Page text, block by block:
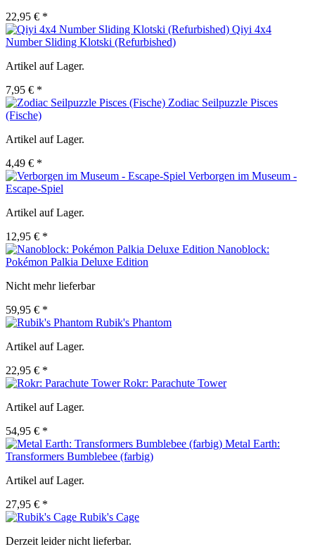
22,95 € *
Qiyi 4x4
Number Sliding Klotski (Refurbished)
Artikel auf Lager.
7,95 € *
Zodiac Seilpuzzle Pisces
(Fische)
Artikel auf Lager.
4,49 € *
Verborgen im Museum -
Escape-Spiel
Artikel auf Lager.
12,95 € *
Nanoblock:
Pokémon Palkia Deluxe Edition
Nicht mehr lieferbar
59,95 € *
Rubik's Phantom
Artikel auf Lager.
22,95 € *
Rokr: Parachute Tower
Artikel auf Lager.
54,95 € *
Metal Earth:
Transformers Bumblebee (farbig)
Artikel auf Lager.
27,95 € *
Rubik's Cage
Derzeit leider nicht lieferbar.